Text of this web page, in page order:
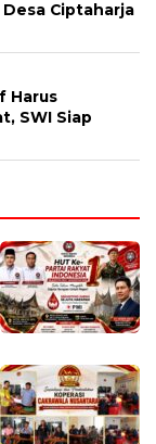
Ciptaharja
Harus
SWI Siap